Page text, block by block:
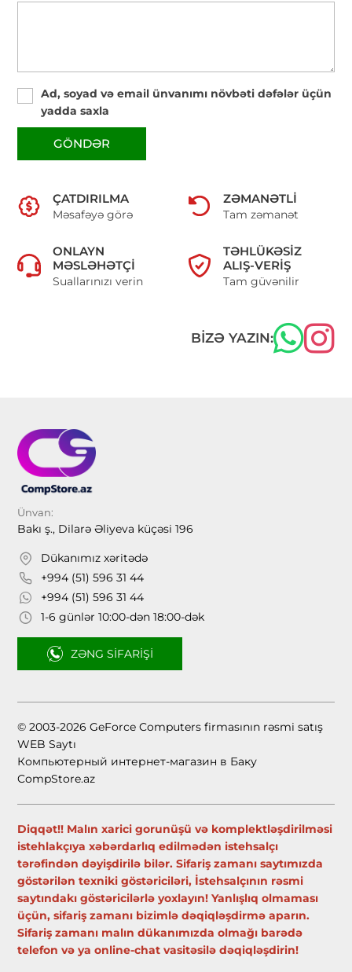
Ad, soyad və email ünvanımı növbəti dəfələr üçün
yadda saxla
GÖNDƏR
ÇATDIRILMA
Məsafəyə görə
ZƏMANƏTLI
Tam zəmanət
ONLAYN
MƏSLƏHƏTÇI
Suallarınızı verin
TƏHLÜKƏSIZ
ALIŞ-VERIŞ
Tam güvənilir
BIZƏ YAZIN:
Ünvan:
Bakı ş., Dilarə Əliyeva küçəsi 196
Dükanımız xəritədə
+994 (51) 596 31 44
+994 (51) 596 31 44
1-6 günlər 10:00-dən 18:00-dək
ZƏNG SIFARIŞI
© 2003-2026 GeForce Computers firmasının rəsmi satış
WEB Saytı
Компьютерный интернет-магазин в Баку
CompStore.az
Diqqət!! Malın xarici gorunüşü və komplektləşdirilməsi
istehlakçıya xəbərdarlıq edilmədən istehsalçı
tərəfindən dəyişdirilə bilər. Sifariş zamanı saytımızda
göstərilən texniki göstəriciləri, İstehsalçının rəsmi
saytındakı göstəricilərlə yoxlayın! Yanlışlıq olmaması
üçün, sifariş zamanı bizimlə dəqiqləşdirmə aparın.
Sifariş zamanı malın dükanımızda olmağı barədə
telefon və ya online-chat vasitəsilə dəqiqləşdirin!